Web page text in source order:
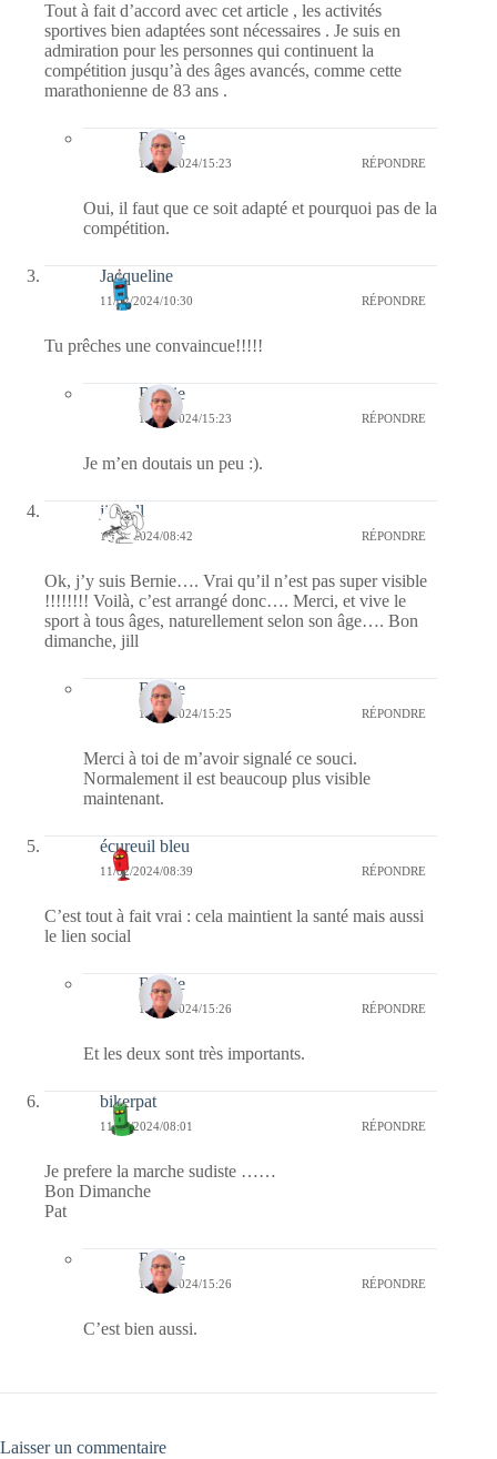
Tout à fait d’accord avec cet article , les activités
sportives bien adaptées sont nécessaires . Je suis en
admiration pour les personnes qui continuent la
compétition jusqu’à des âges avancés, comme cette
marathonienne de 83 ans .
Bernie
11/02/2024/15:23 RÉPONDRE
Oui, il faut que ce soit adapté et pourquoi pas de la
compétition.
Jacqueline
11/02/2024/10:30 RÉPONDRE
Tu prêches une convaincue!!!!!
Bernie
11/02/2024/15:23 RÉPONDRE
Je m’en doutais un peu :).
jill bill
11/02/2024/08:42 RÉPONDRE
Ok, j’y suis Bernie…. Vrai qu’il n’est pas super visible
!!!!!!!! Voilà, c’est arrangé donc…. Merci, et vive le
sport à tous âges, naturellement selon son âge…. Bon
dimanche, jill
Bernie
11/02/2024/15:25 RÉPONDRE
Merci à toi de m’avoir signalé ce souci.
Normalement il est beaucoup plus visible
maintenant.
écureuil bleu
11/02/2024/08:39 RÉPONDRE
C’est tout à fait vrai : cela maintient la santé mais aussi
le lien social
Bernie
11/02/2024/15:26 RÉPONDRE
Et les deux sont très importants.
bikerpat
11/02/2024/08:01 RÉPONDRE
Je prefere la marche sudiste ……
Bon Dimanche
Pat
Bernie
11/02/2024/15:26 RÉPONDRE
C’est bien aussi.
Laisser un commentaire